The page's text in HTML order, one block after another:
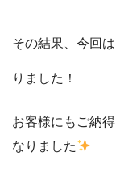
その結果、今回は
りました！
お客様にもご納
なりました